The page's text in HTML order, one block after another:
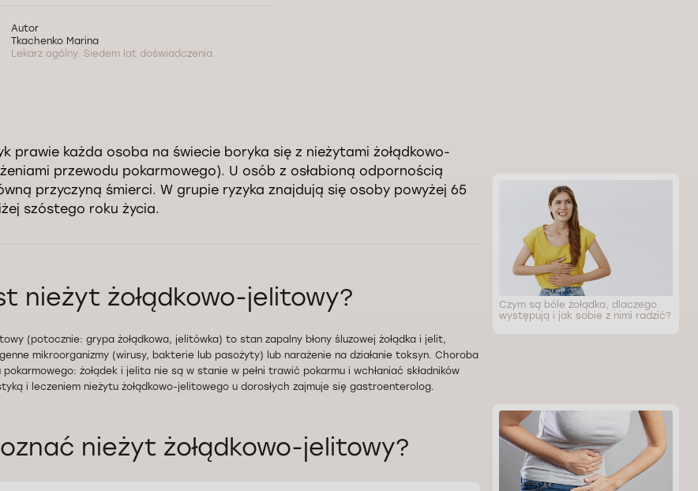
Autor
Tkachenko Marina
Lekarz ogólny. Siedem lat doświadczenia.
prawie każda osoba na świecie boryka się z nieżytami żołądkowo-
przewodu pokarmowego). U osób z osłabioną odpornością
przyczyną śmierci. W grupie ryzyka znajdują się osoby powyżej 65
szóstego roku życia.
nieżyt żołądkowo-jelitowy?
(potocznie: grypa żołądkowa, jelitówka) to stan zapalny błony śluzowej żołądka i jelit,
mikroorganizmy (wirusy, bakterie lub pasożyty) lub narażenie na działanie toksyn. Choroba
pokarmowego: żołądek i jelita nie są w stanie w pełni trawić pokarmu i wchłaniać składników
i leczeniem nieżytu żołądkowo-jelitowego u dorosłych zajmuje się gastroenterolog.
nieżyt żołądkowo-jelitowy?
Czym są bóle żołądka, dlaczego
występują i jak sobie z nimi radzić?